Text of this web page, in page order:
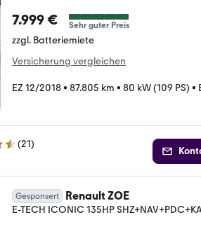
7.999 € Sehr guter Preis
zzgl. Batteriemiete
Versicherung vergleichen
EZ 12/2018• 87.805 km • 80 kW (109 PS) •
(21)
Gesponsert Renault ZOE
E-TECH ICONIC 135HP